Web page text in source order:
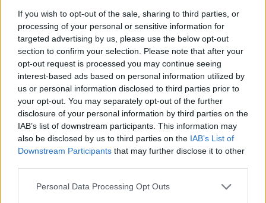
If you wish to opt-out of the sale, sharing to third parties, or
processing of your personal or sensitive information for
targeted advertising by us, please use the below opt-out
section to confirm your selection. Please note that after your
opt-out request is processed you may continue seeing
interest-based ads based on personal information utilized by
us or personal information disclosed to third parties prior to
your opt-out. You may separately opt-out of the further
disclosure of your personal information by third parties on the
IAB’s list of downstream participants. This information may
also be disclosed by us to third parties on the IAB’s List of
Downstream Participants that may further disclose it to other
Personal Data Processing Opt Outs
gydomi“, – teigiama ministerijos išplatintame
pranešime spaudai.
Susiję straipsniai